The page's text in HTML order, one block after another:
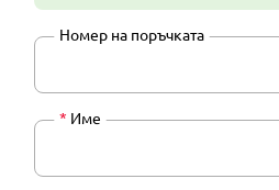
Номер на поръчката
* Име